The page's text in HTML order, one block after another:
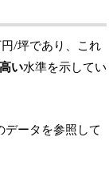
/坪であり、これ
い水準を示してい
データを参照して